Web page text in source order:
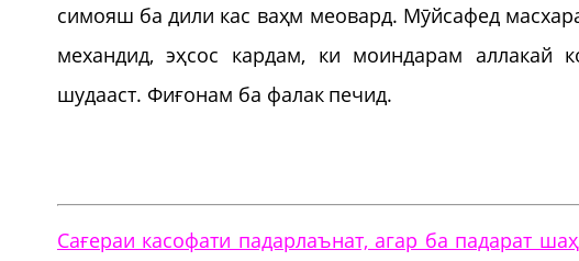
симояш ба дили кас ваҳм меовард. Мӯйсафед
механдид, эҳсос кардам, ки моиндарам аллакай
шудааст. Фиғонам ба фалак печид.
Сағераи касофати падарлаънат, агар ба падарат